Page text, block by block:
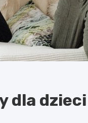
dla dzieci